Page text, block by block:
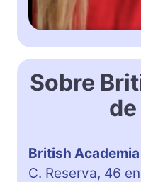
Sobre
British
C. Reserva, 46